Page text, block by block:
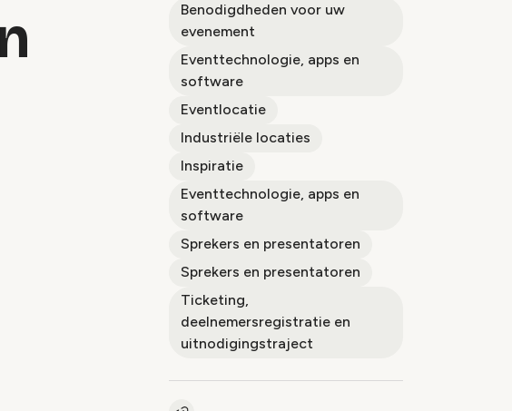
Benodigdheden voor uw
evenement
Eventtechnologie, apps en
software
Eventlocatie
Industriële locaties
Inspiratie
Eventtechnologie, apps en
software
Sprekers en presentatoren
Sprekers en presentatoren
Ticketing,
deelnemersregistratie en
uitnodigingstraject